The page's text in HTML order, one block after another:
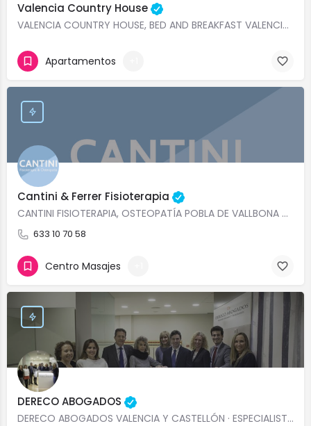
Valencia Country House
VALENCIA COUNTRY HOUSE, BED AND BREAKFAST VALENCIA, CASA RURAL TURISTICA VALENCIA, HOLIDAY APARTMENT IN…
Apartamentos
Cantini & Ferrer Fisioterapia
CANTINI FISIOTERAPIA, OSTEOPATÍA POBLA DE VALLBONA VALENCIA, REHABILITACIÓN FISICA POBLA DE VALLBONA…
633 10 70 58
Centro Masajes
DERECO ABOGADOS
DERECO ABOGADOS VALENCIA Y CASTELLÓN · ESPECIALISTAS EN DERECHO CIVIL, FISCAL, ADMINISTRATIVO, PENAL Dereco…